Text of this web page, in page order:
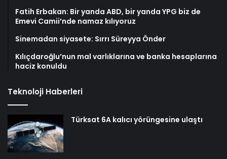
Fatih Erbakan: Bir yanda ABD, bir yanda YPG biz de
Emevi Camii’nde namaz kılıyoruz
Sinemadan siyasete: Sırrı Süreyya Önder
Kılıçdaroğlu’nun mal varlıklarına ve banka hesaplarına
haciz konuldu
Teknoloji Haberleri
Türksat 6A kalıcı yörüngesine ulaştı